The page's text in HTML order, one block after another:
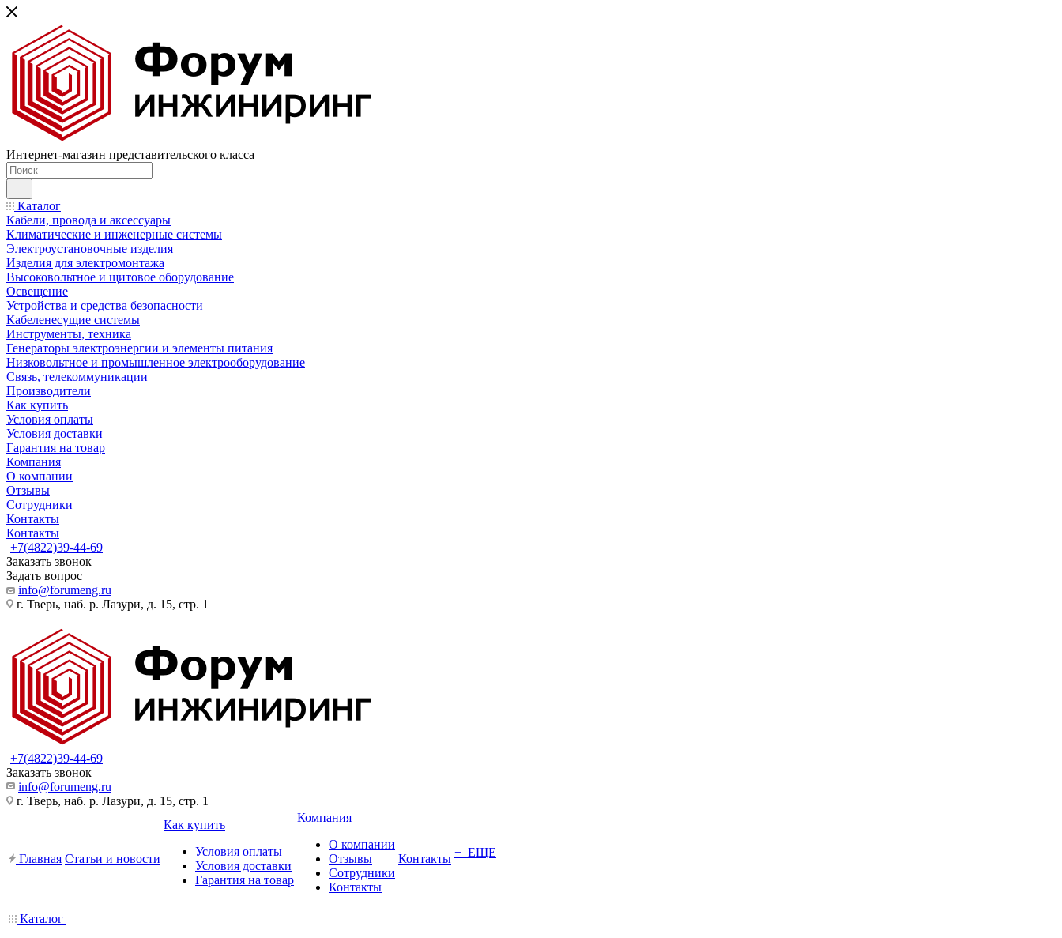
Интернет-магазин представительского класса
Каталог
Кабели, провода и аксессуары
Климатические и инженерные системы
Электроустановочные изделия
Изделия для электромонтажа
Высоковольтное и щитовое оборудование
Освещение
Устройства и средства безопасности
Кабеленесущие системы
Инструменты, техника
Генераторы электроэнергии и элементы питания
Низковольтное и промышленное электрооборудование
Связь, телекоммуникации
Производители
Как купить
Условия оплаты
Условия доставки
Гарантия на товар
Компания
О компании
Отзывы
Сотрудники
Контакты
Контакты
+7(4822)39-44-69
Заказать звонок
Задать вопрос
info@forumeng.ru
г. Тверь, наб. р. Лазури, д. 15, стр. 1
+7(4822)39-44-69
Заказать звонок
info@forumeng.ru
г. Тверь, наб. р. Лазури, д. 15, стр. 1
Главная Статьи и новости
Как купить
Условия оплаты
Условия доставки
Гарантия на товар
Компания
О компании
Отзывы
Сотрудники
Контакты
Контакты + ЕЩЕ
Каталог